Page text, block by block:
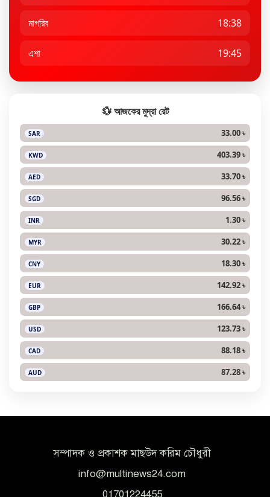
মাগরিব 18:38
এশা 19:45
💱 আজকের মুদ্রা রেট
SAR 33.00 ৳
KWD 403.39 ৳
AED 33.70 ৳
SGD 96.56 ৳
INR 1.30 ৳
MYR 30.22 ৳
CNY 18.30 ৳
EUR 142.92 ৳
GBP 166.64 ৳
USD 123.73 ৳
CAD 88.18 ৳
AUD 87.28 ৳
সম্পাদক ও প্রকাশক মাছউদ করিম চৌধুরী
info@multinews24.com
01701224455